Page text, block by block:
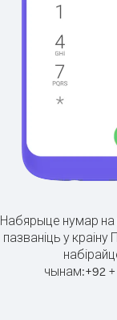
Набярыце нумар на
пазваніць у краіну
чынам:+92 +